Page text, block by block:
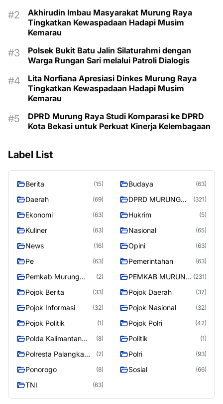
Akhirudin Imbau Masyarakat Murung Raya
Tingkatkan Kewaspadaan Hadapi Musim
Kemarau
Polsek Bukit Batu Jalin Silaturahmi dengan
Warga Rungan Sari melalui Patroli Dialogis
Lita Norfiana Apresiasi Dinkes Murung Raya
Tingkatkan Kewaspadaan Hadapi Musim
Kemarau
DPRD Murung Raya Studi Komparasi ke DPRD
Kota Bekasi untuk Perkuat Kinerja Kelembagaan
Label List
Berita (15) Budaya (63)
Daerah (69)
DPRD MURUNG
(321)
Ekonomi (63) Hukrim (5)
Kuliner (63) Nasional (65)
News (16) Opini (63)
Pe (63) Pemerintahan (63)
Pemkab Murung
(2)
PEMKAB MURUNG (231)
Pojok Berita (33) Pojok Daerah (37)
Pojok Informasi (32) Pojok Nasional (32)
Pojok Politik (1) Pojok Polri (42)
Polda Kalimantan
(8) Politik (1)
Polresta Palangka
(2) Polri (93)
Ponorogo (8) Sosial (66)
TNI (63)